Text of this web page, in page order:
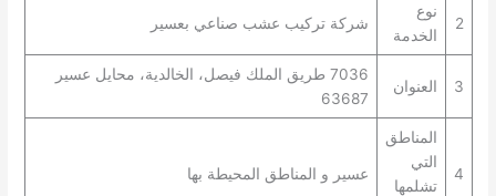
2
نوع
الخدمة
شركة تركيب عشب صناعي بعسير
3 العنوان
7036 طريق الملك فيصل، الخالدية، محايل عسير
63687
4
المناطق
التي
تشلمها
عسير و المناطق المحيطة بها